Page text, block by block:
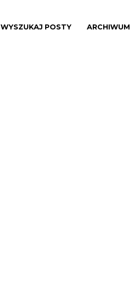
WYSZUKAJ POSTY ARCHIWUM